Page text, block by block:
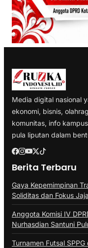
Media digital nasional
ekonomi, bisnis,
komunitas, info
pula liputan dalam
Berita Terbaru
Gaya Kepemimpinan
Soliditas dan Fokus
Anggota Komisi IV
Nurhasdian Santuni
Turnamen Futsal